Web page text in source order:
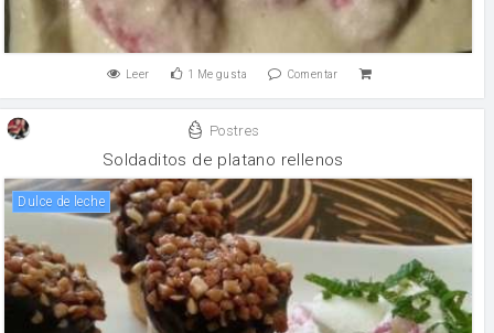
Leer 1 Me gusta Comentar
Postres
Soldaditos de platano rellenos
Dulce de leche